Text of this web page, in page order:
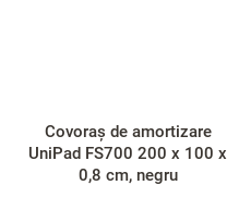
Covoraș de amortizare
UniPad FS700 200 x 100 x
0,8 cm, negru